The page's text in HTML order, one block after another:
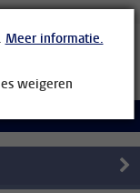
Meer informatie.
weigeren